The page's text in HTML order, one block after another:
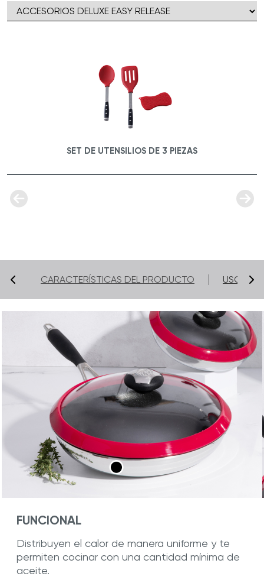
SET DE UTENSILIOS DE 3 PIEZAS
CARACTERÍSTICAS DEL PRODUCTO USO Y
FUNCIONAL
Distribuyen el calor de manera uniforme y te
permiten cocinar con una cantidad mínima de
aceite.